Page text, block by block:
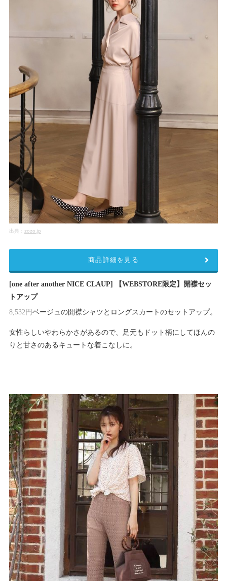
出典： zozo.jp
[one after another NICE CLAUP] 【WEBSTORE限定】開襟セッ
トアップ
8,532円 ベージュの開襟シャツとロングスカートのセットアップ。
女性らしいやわらかさがあるので、足元もドット柄にしてほんの
りと甘さのあるキュートな着こなしに。
商品詳細を見る